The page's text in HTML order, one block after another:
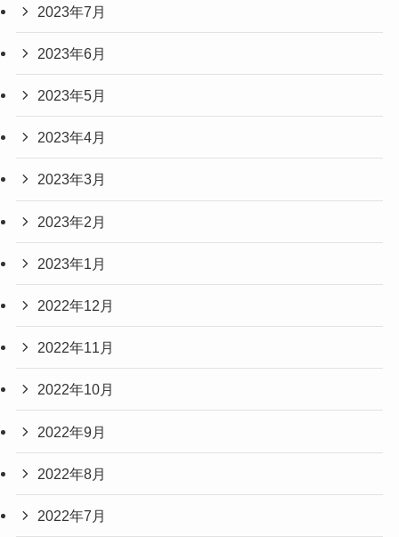
2023年7月
2023年6月
2023年5月
2023年4月
2023年3月
2023年2月
2023年1月
2022年12月
2022年11月
2022年10月
2022年9月
2022年8月
2022年7月